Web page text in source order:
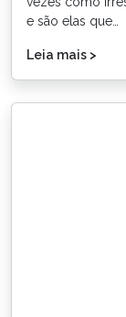
e são elas que…
Leia mais >